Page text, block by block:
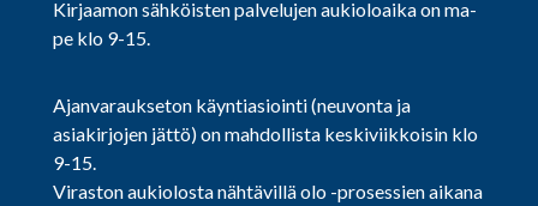
Kirjaamon sähköisten palvelujen aukioloaika on ma-
pe klo 9-15.
Ajanvaraukseton käyntiasiointi (neuvonta ja
asiakirjojen jättö) on mahdollista keskiviikkoisin klo
9-15.
Viraston aukiolosta nähtävillä olo -prosessien aikana